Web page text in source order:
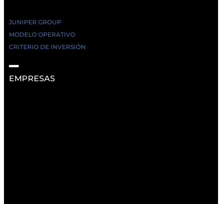
JUNIPER GROUP
MODELO OPERATIVO
CRITERIO DE INVERSIÓN
EMPRESAS